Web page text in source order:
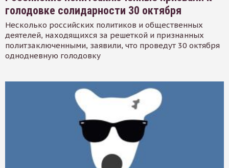
голодовке солидарности 30 октября
Несколько российских политиков и общественных
деятелей, находящихся за решеткой и признанных
политзаключенными, заявили, что проведут 30 октября
однодневную голодовку